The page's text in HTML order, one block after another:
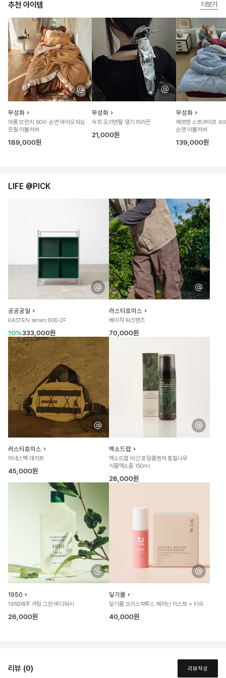
추천 아이템 더보기
무성화
마롱 브런치 60수 순면 바이오워싱
프릴 이불커버
189,000원
무성화
숙희 오리엔탈 댕기 머리끈
21,000원
무성화
메르헨 스트라이프
순면 이불커버
139,000원
LIFE @PICK
공공공일
KASTEN series 600-2F
10%333,000원
러스티호미스
베이직 워크팬츠
70,000원
러스티호미스
하네스백 데저트
45,000원
엑소드랍
엑소드랍 비건 포밍클렌져 황칠나무
식물엑소좀 150ml
28,000원
1950
1950제주 카밍 그린 바디워시
26,000원
닿기를
닿기를 크리스파투스 페미닌 미스트 + 티슈
40,000원
리뷰 (0) 리뷰작성